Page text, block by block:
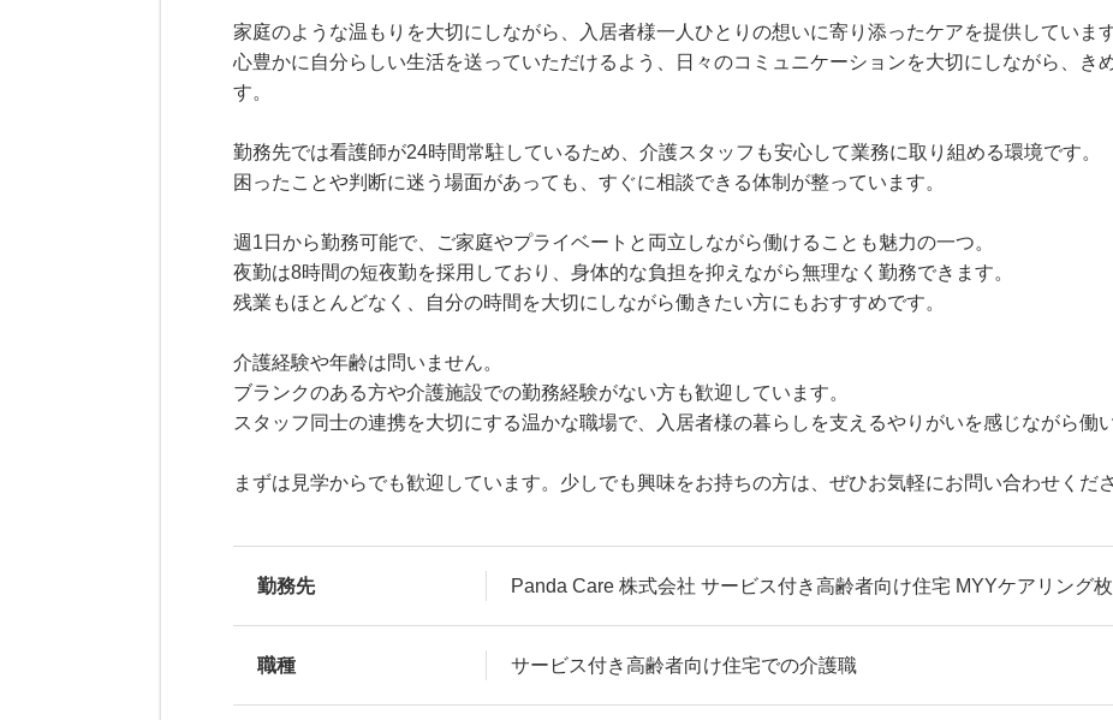
家庭のような温もりを大切にしながら、入居者様一人ひとりの想いに寄り添ったケアを提供しています
心豊かに自分らしい生活を送っていただけるよう、日々のコミュニケーションを大切にしながら、き
す。
勤務先では看護師が24時間常駐しているため、介護スタッフも安心して業務に取り組める環境です。
困ったことや判断に迷う場面があっても、すぐに相談できる体制が整っています。
週1日から勤務可能で、ご家庭やプライベートと両立しながら働けることも魅力の一つ。
夜勤は8時間の短夜勤を採用しており、身体的な負担を抑えながら無理なく勤務できます。
残業もほとんどなく、自分の時間を大切にしながら働きたい方にもおすすめです。
介護経験や年齢は問いません。
ブランクのある方や介護施設での勤務経験がない方も歓迎しています。
スタッフ同士の連携を大切にする温かな職場で、入居者様の暮らしを支えるやりがいを感じながら働
まずは見学からでも歓迎しています。少しでも興味をお持ちの方は、ぜひお気軽にお問い合わせくださ
勤務先 Panda Care 株式会社 サービス付き高齢者向け住宅 MYYケアリング
職種 サービス付き高齢者向け住宅での介護職